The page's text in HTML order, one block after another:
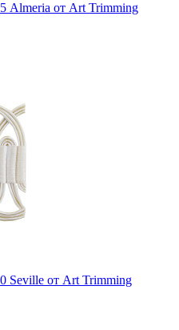
Almeria от Art Trimming
Seville от Art Trimming